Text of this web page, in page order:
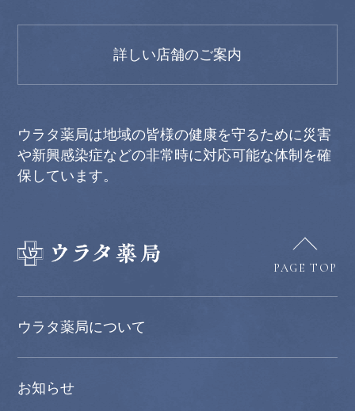
詳しい店舗のご案内
ウラタ薬局は地域の皆様の健康を守るために災害
や新興感染症などの非常時に対応可能な体制を確
保しています。
PAGE TOP
ウラタ薬局について
お知らせ